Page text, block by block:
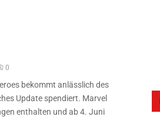
0
bekommt anlässlich des
Update spendiert. Marvel
enthalten und ab 4. Juni